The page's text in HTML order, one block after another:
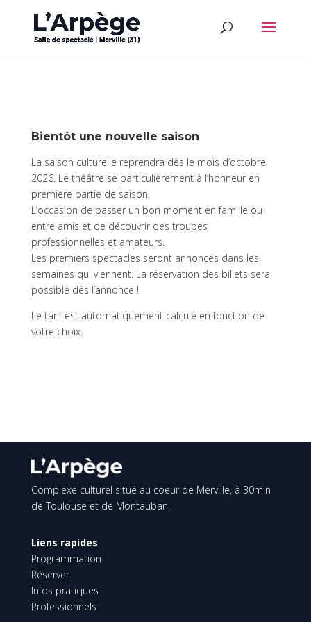
Bientôt une nouvelle saison
La saison culturelle reprendra dès le mois d’octobre
2026. Le théâtre se particulièrement à l’honneur en
première partie de saison.
L’occasion de passer un bon moment en famille ou
entre amis et de découvrir des troupes
professionnelles et amateurs.
Les premiers spectacles seront annoncés dans les
semaines qui viennent. La réservation des billets sera
possible dès l’annonce !
Le tarif est automatiquement calculé en fonction de
votre choix.
Complexe culturel situé au coeur de Merville, à 30min
de Toulouse et de Montauban
Liens rapides
Programmation
Réserver
Infos pratiques
Professionnels